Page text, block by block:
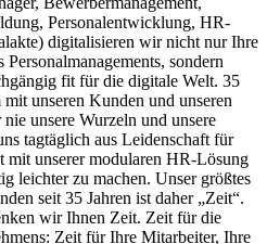
Personalentwicklung, HR-
digitalisieren wir nicht nur Ihre
sondern
fit für die digitale Welt. 35
unseren Kunden und unseren
unsere Wurzeln und unsere
tagtäglich aus Leidenschaft für
mit unserer modularen HR-Lösung
leichter zu machen. Unser größtes
seit 35 Jahren ist daher „Zeit“.
wir Ihnen Zeit. Zeit für die
Zeit für Ihre Mitarbeiter, Ihre